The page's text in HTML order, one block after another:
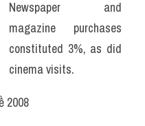
Newspaper and
magazine purchases
constituted 3%, as did
cinema visits.
2008